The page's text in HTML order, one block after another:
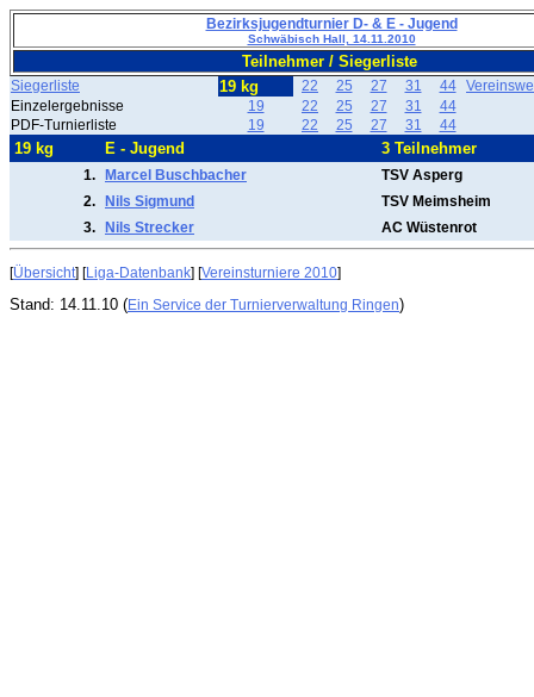
Bezirksjugendturnier D- & E - Jugend
Schwäbisch Hall, 14.11.2010
Teilnehmer / Siegerliste
Siegerliste 19 kg 22 25 27 31 44
Einzelergebnisse
19 22 25 27 31
44
PDF-Turnierliste
19 22 25 27 31 44
19 kg E - Jugend 3 Teilnehmer
1. Marcel Buschbacher
TSV Asperg
2.
Nils Sigmund
TSV Meimsheim
3.
Nils Strecker AC Wüstenrot
[Übersicht] [Liga-Datenbank] [Vereinsturniere 2010]
Stand: 14.11.10 (Ein Service der Turnierverwaltung Ringen)